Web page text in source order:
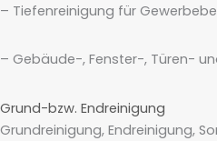
– Tiefenreinigung für
– Gebäude-, Fenster-, Türen-
Grund-bzw. Endreinigung
Grundreinigung, Endreinigung,